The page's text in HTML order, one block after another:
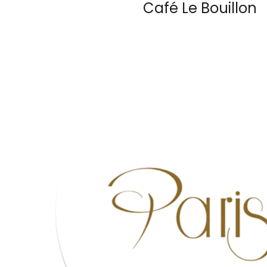
Café Le Bouillon